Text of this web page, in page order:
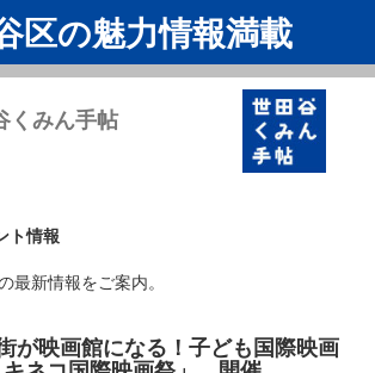
区の魅力情報満載
くみん手帖
ト情報
最新情報をご案内。
が映画館になる！子ども国際映画